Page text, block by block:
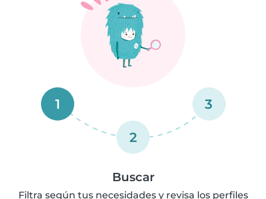
1
2
3
Buscar
Filtra según tus necesidades y revisa los perfiles